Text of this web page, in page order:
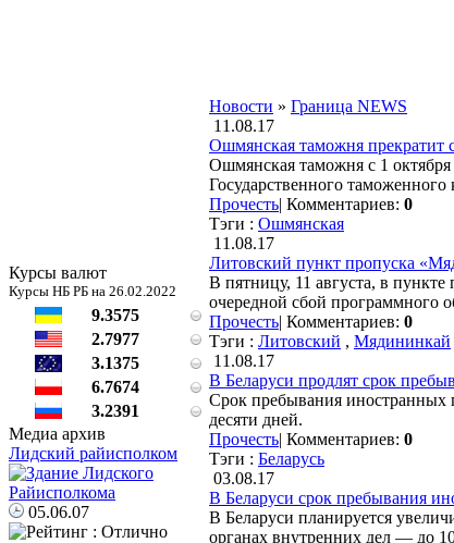
Курсы валют
Курсы НБ РБ на 26.02.2022
9.3575
2.7977
3.1375
6.7674
3.2391
Медиа архив
Лидский райисполком
05.06.07
Новости » Граница NEWS
11.08.17
Ошмянская таможня прекратит
Ошмянская таможня с 1 октября
Государственного
Прочесть| Комментариев: 0
Тэги : Ошмянская
11.08.17
Литовский пункт пропуска
В пятницу, 11 августа, в
очередной сбой программного
Прочесть| Комментариев: 0
Тэги : Литовский , Мядининкай
11.08.17
В Беларуси продлят срок
Срок пребывания иностранных
десяти дней.
Прочесть| Комментариев: 0
Тэги : Беларусь
03.08.17
В Беларуси срок пребывания
В Беларуси планируется
органах внутренних дел — до